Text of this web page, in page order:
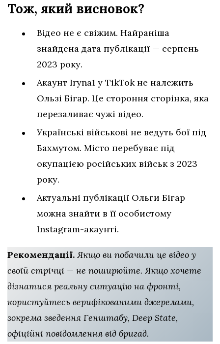
Тож, який висновок?
Відео не є свіжим. Найраніша
знайдена дата публікації — серпень
2023 року.
Акаунт Iryna1 у TikTok не належить
Ользі Бігар. Це стороння сторінка, яка
перезаливає чужі відео.
Українські військові не ведуть бої під
Бахмутом. Місто перебуває під
окупацією російських військ з 2023
року.
Актуальні публікації Ольги Бігар
можна знайти в її особистому
Instagram-акаунті.
Рекомендації. Якщо ви побачили це відео у
своїй стрічці — не поширюйте. Якщо хочете
дізнатися реальну ситуацію на фронті,
користуйтесь верифікованими джерелами,
зокрема зведення Генштабу, Deep State,
офіційні повідомлення від бригад.